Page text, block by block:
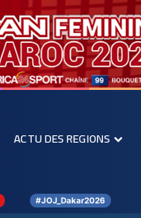
ACTU DES REGIONS
#JOJ_Dakar2026